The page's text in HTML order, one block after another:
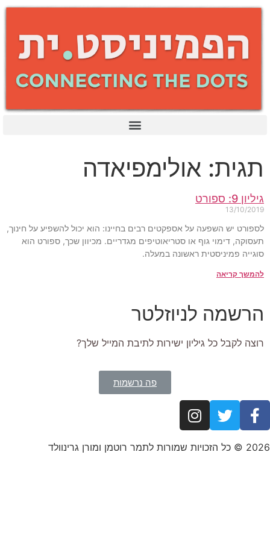
תגית: אולימפיאדה
גיליון 9: ספורט
13/10/2019
לספורט יש השפעה על אספקטים רבים בחיינו: הוא יכול להשפיע על חינוך,
תעסוקה, דימוי גוף או סטריאוטיפים מגדריים. מכיוון שכך, ספורט הוא
סוגייה פמיניסטית ראשונה במעלה.
להמשך קריאה
הרשמה לניוזלטר
רוצה לקבל כל גיליון ישירות לתיבת המייל שלך?
פה נרשמות
2026 © כל הזכויות שמורות לתמר רוטמן ומורן גרינוולד